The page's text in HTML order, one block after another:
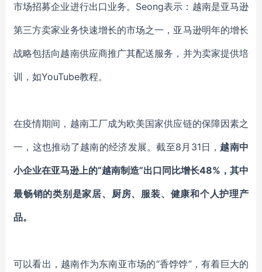
市场招募企业进行出口业务。Seong表示：越南是亚马逊
第三方卖家业务快速增长的市场之一，亚马逊明年的增长
战略包括向越南供应商推广其配送服务，并为卖家提供培
训，如YouTube教程。
在疫情期间，越南工厂成为欧美国家供应链的保障因素之
一，这也推动了越南的经济发展。截至8月31日， 越南中
小企业在亚马逊上的“越南制造”出口同比增长48%，其中
最畅销的类别是家居、厨房、服装、健康和个人护理产
品。
可以看出，越南作为东南亚市场的“香饽饽”，有着巨大的